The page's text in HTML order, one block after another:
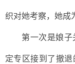
织对她考察，她成
第一次是娘
定专区接到了撤